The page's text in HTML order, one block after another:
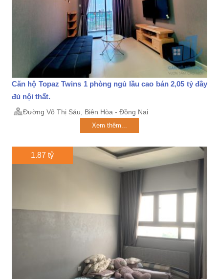
Căn hộ Topaz Twins 1 phòng ngủ lầu cao bán 2,05 tỷ đầy
đủ nội thất.
Đường Võ Thị Sáu, Biên Hòa - Đồng Nai
Xem thêm...
1.87 tỷ